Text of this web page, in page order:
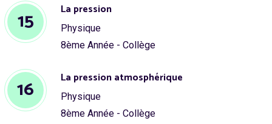
15 La pression
Physique
8ème Année - Collège
16 La pression atmosphérique
Physique
8ème Année - Collège